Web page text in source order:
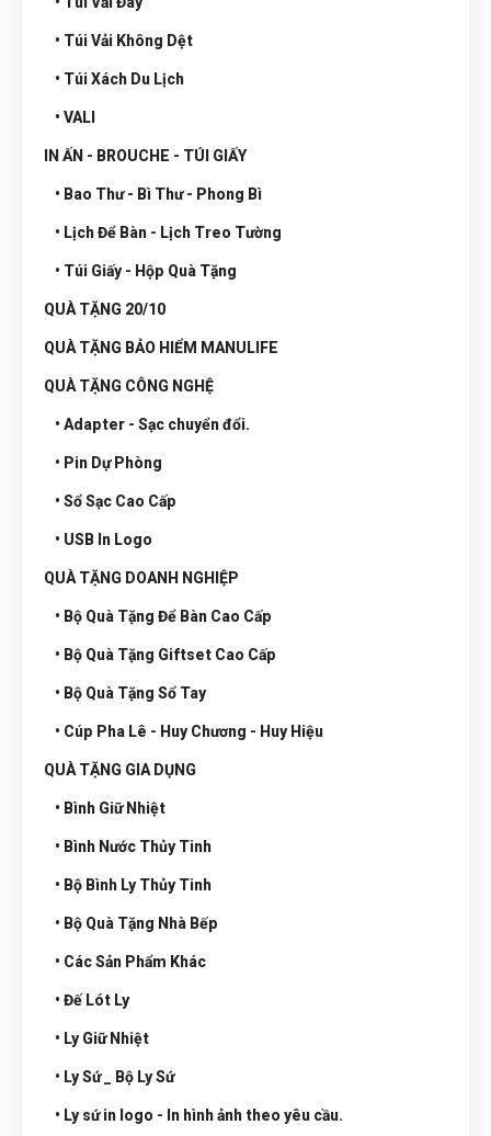
• Túi Vải Không Dệt
• Túi Xách Du Lịch
• VALI
IN ẤN - BROUCHE - TÚI GIẤY
• Bao Thư - Bì Thư - Phong Bì
• Lịch Để Bàn - Lịch Treo Tường
• Túi Giấy - Hộp Quà Tặng
QUÀ TẶNG 20/10
QUÀ TẶNG BẢO HIỂM MANULIFE
QUÀ TẶNG CÔNG NGHỆ
• Adapter - Sạc chuyển đổi.
• Pin Dự Phòng
• Sổ Sạc Cao Cấp
• USB In Logo
QUÀ TẶNG DOANH NGHIỆP
• Bộ Quà Tặng Để Bàn Cao Cấp
• Bộ Quà Tặng Giftset Cao Cấp
• Bộ Quà Tặng Sổ Tay
• Cúp Pha Lê - Huy Chương - Huy Hiệu
QUÀ TẶNG GIA DỤNG
• Bình Giữ Nhiệt
• Bình Nước Thủy Tinh
• Bộ Bình Ly Thủy Tinh
• Bộ Quà Tặng Nhà Bếp
• Các Sản Phẩm Khác
• Đế Lót Ly
• Ly Giữ Nhiệt
• Ly Sứ _ Bộ Ly Sứ
• Ly sứ in logo - In hình ảnh theo yêu cầu.